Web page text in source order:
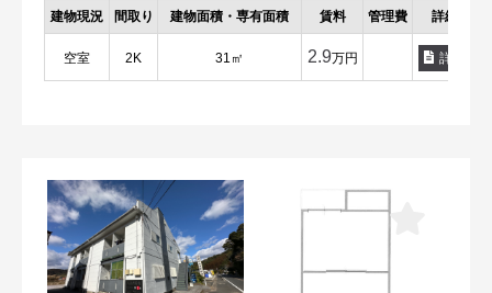
建物現況 間取り 建物面積・専有面積 賃料 管理費 詳細
空室 2K 31㎡ 2.9万円 詳細